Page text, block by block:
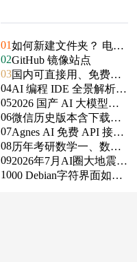
01如何新建文件夹？ 电脑
新建文件夹的4种方法
02GitHub 镜像站点
03国内可直接用、免费额
度/永久免费的大模型AP
I清单（含 SiliconFlow、
火山、阿里、智谱、百
度、Kimi、DeepSeek、
DMXAPI 等）
04AI 编程 IDE 全景解析 2
026：Agent 全面接管开
发链路
052026 国产 AI 大模型横
评：DeepSeek、通义千
问、Kimi、文心一言、
星火、豆包谁更能打？
06微信历史版本含下载地
址（ Windows PC | 安卓
| MAC ）及设置微信不
更新
07Agnes AI 免费 API 接入
指南：文本、生图、生
视频，一套接口全免费
08历年考研数学一、数学
二、数学三真题试卷及
答案PDF
092026年7月AI圈大地震：
GPT-5.6被政府限制、Cl
1000 Debian字符界面如何